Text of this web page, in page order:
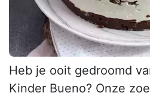
Heb je ooit gedroomd
Kinder Bueno? Onze